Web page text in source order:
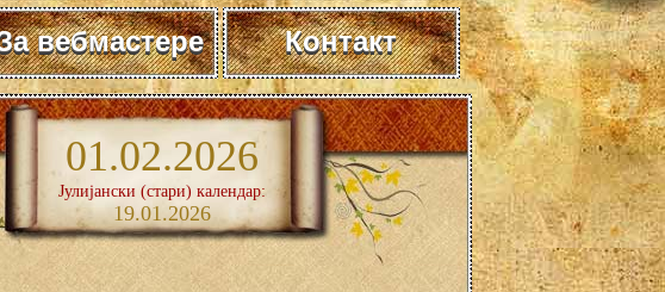
вебмастере Контакт
01.02.2026
Јулијански (стари) календар:
19.01.2026